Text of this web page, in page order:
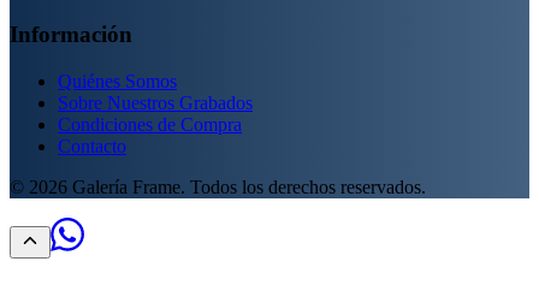
Información
Quiénes Somos
Sobre Nuestros Grabados
Condiciones de Compra
Contacto
© 2026 Galería Frame. Todos los derechos reservados.